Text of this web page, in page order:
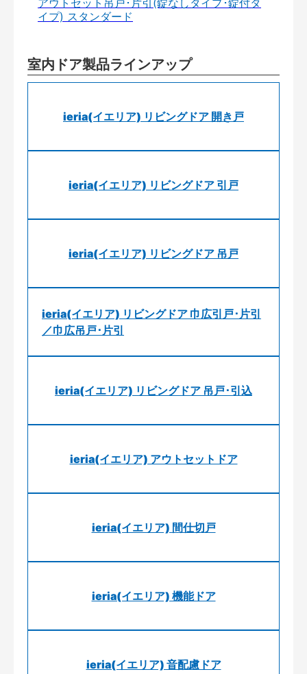
イプ) スタンダード
室内ドア製品ラインアップ
ieria(イエリア) リビングドア 開き戸
ieria(イエリア) リビングドア 引戸
ieria(イエリア) リビングドア 吊戸
ieria(イエリア) リビングドア 巾広引戸･片引
／巾広吊戸･片引
ieria(イエリア) リビングドア 吊戸･引込
ieria(イエリア) アウトセットドア
ieria(イエリア) 間仕切戸
ieria(イエリア) 機能ドア
ieria(イエリア) 音配慮ドア